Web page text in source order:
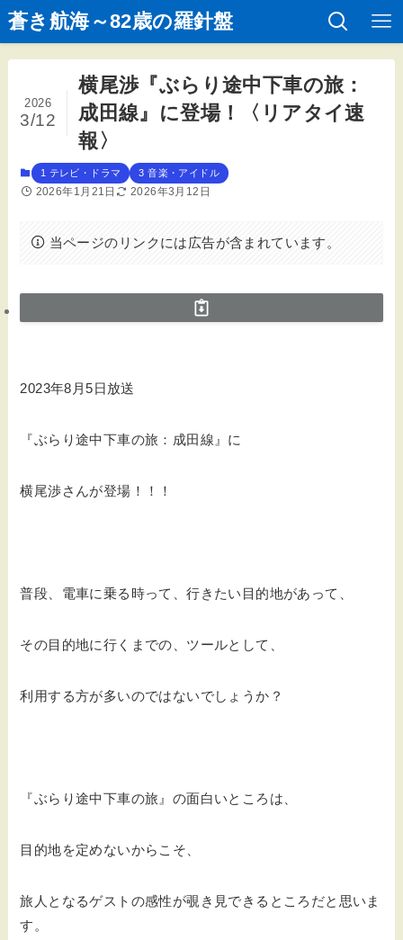
蒼き航海～82歳の羅針盤
横尾渉『ぶらり途中下車の旅：
成田線』に登場！〈リアタイ速
報〉
2026
3/12
1 テレビ・ドラマ 3 音楽・アイドル
2026年1月21日 2026年3月12日
当ページのリンクには広告が含まれています。
2023年8月5日放送
『ぶらり途中下車の旅：成田線』に
横尾渉さんが登場！！！
普段、電車に乗る時って、行きたい目的地があって、
その目的地に行くまでの、ツールとして、
利用する方が多いのではないでしょうか？
『ぶらり途中下車の旅』の面白いところは、
目的地を定めないからこそ、
旅人となるゲストの感性が覗き見できるところだと思いま
す。